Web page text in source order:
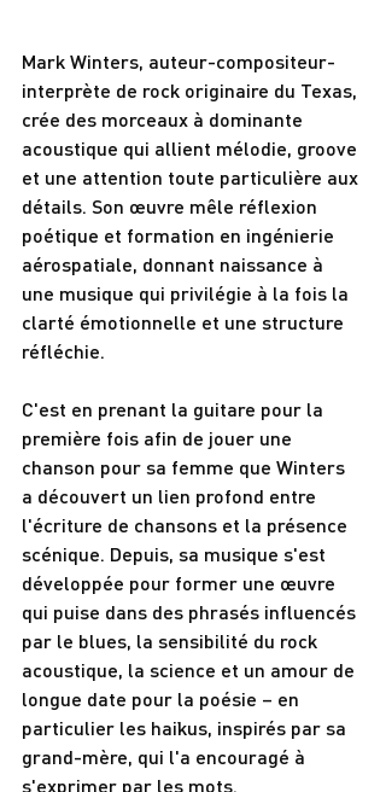
Mark Winters, auteur-compositeur-
interprète de rock originaire du Texas,
crée des morceaux à dominante
acoustique qui allient mélodie, groove
et une attention toute particulière aux
détails. Son œuvre mêle réflexion
poétique et formation en ingénierie
aérospatiale, donnant naissance à
une musique qui privilégie à la fois la
clarté émotionnelle et une structure
réfléchie.
C'est en prenant la guitare pour la
première fois afin de jouer une
chanson pour sa femme que Winters
a découvert un lien profond entre
l'écriture de chansons et la présence
scénique. Depuis, sa musique s'est
développée pour former une œuvre
qui puise dans des phrasés influencés
par le blues, la sensibilité du rock
acoustique, la science et un amour de
longue date pour la poésie – en
particulier les haïkus, inspirés par sa
grand-mère, qui l'a encouragé à
s'exprimer par les mots.